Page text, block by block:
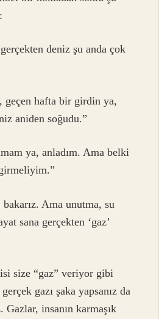
deniz şu anda çok
geçen hafta bir girdin ya,
aniden soğudu.”
ya, anladım. Ama belki
Ama unutma, su
sana gerçekten ‘gaz’
size “gaz” veriyor gibi
gazı şaka yapsanız da
Gazlar, insanın karmaşık